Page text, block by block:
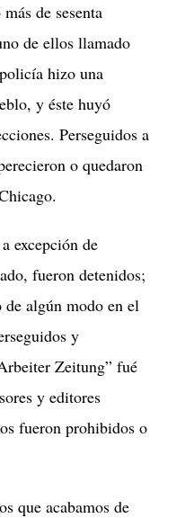
de sesenta
de ellos llamado
hizo una
y éste huyó
Perseguidos a
o quedaron
excepción de
fueron detenidos;
algún modo en el
y
Zeitung” fué
y editores
fueron prohibidos o
que acabamos de